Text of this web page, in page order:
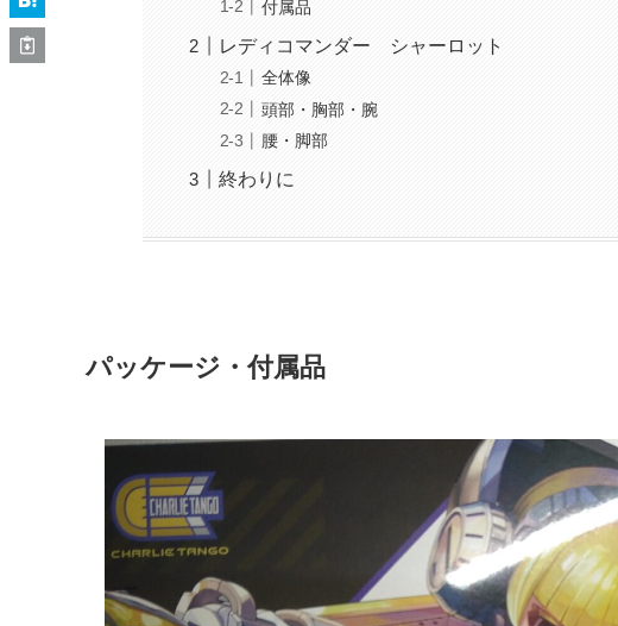
付属品
レディコマンダー シャーロット
全体像
頭部・胸部・腕
腰・脚部
終わりに
パッケージ・付属品